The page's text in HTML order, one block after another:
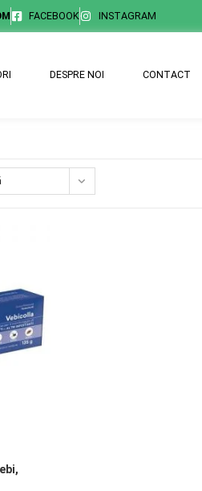
FACEBOOK INSTAGRAM
DESPRE NOI CONTACT